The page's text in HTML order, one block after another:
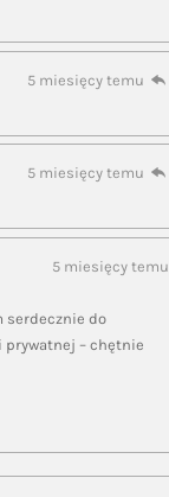
5 miesięcy temu
5 miesięcy temu
5 miesięcy temu
serdecznie do
prywatnej – chętnie